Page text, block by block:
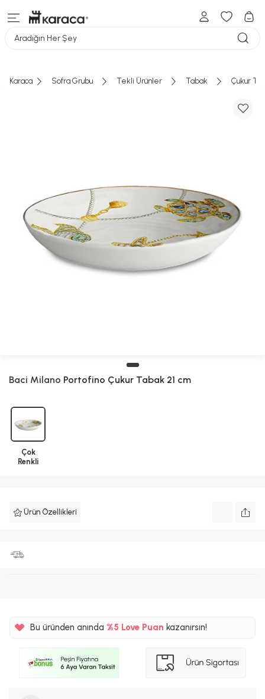
Aradığın Her Şey
Karaca Sofra Grubu Tekli Ürünler Tabak Çukur
Baci Milano Portofino Çukur Tabak 21 cm
Çok
Renkli
Ürün Özellikleri
Bu üründen anında %5
%5
Love Puan kazanırsın!